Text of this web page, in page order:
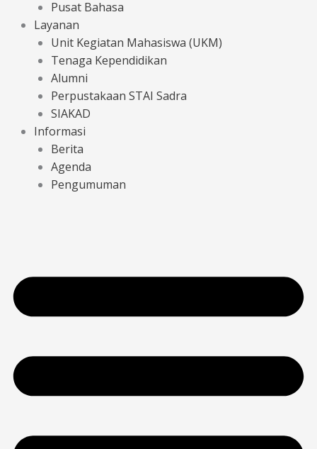
Pusat Bahasa
Layanan
Unit Kegiatan Mahasiswa (UKM)
Tenaga Kependidikan
Alumni
Perpustakaan STAI Sadra
SIAKAD
Informasi
Berita
Agenda
Pengumuman